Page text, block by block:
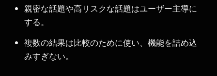
親密な話題や高リスクな話題はユーザー主導に
する。
複数の結果は比較のために使い、機能を詰め込
みすぎない。